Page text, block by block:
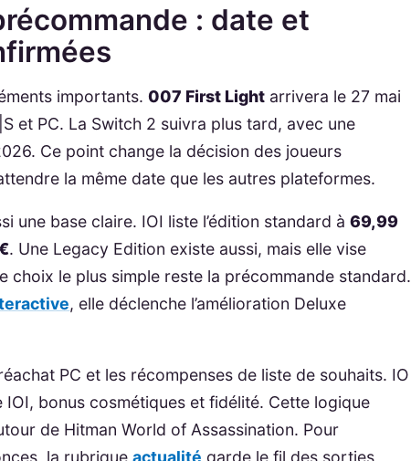
: date et
importants.007 First Light arrivera le 27 mai
et PC. La Switch 2 suivra plus tard, avec une
Ce point change la décision des joueurs
la même date que les autres plateformes.
une base claire. IOI liste l’édition standard à69,99
. Une Legacy Edition existe aussi, mais elle vise
choix le plus simple reste la précommande standard.
, elle déclenche l’amélioration Deluxe
PC et les récompenses de liste de souhaits. IO
bonus cosmétiques et fidélité. Cette logique
de Hitman World of Assassination. Pour
la rubriqueactualité garde le fil des sorties